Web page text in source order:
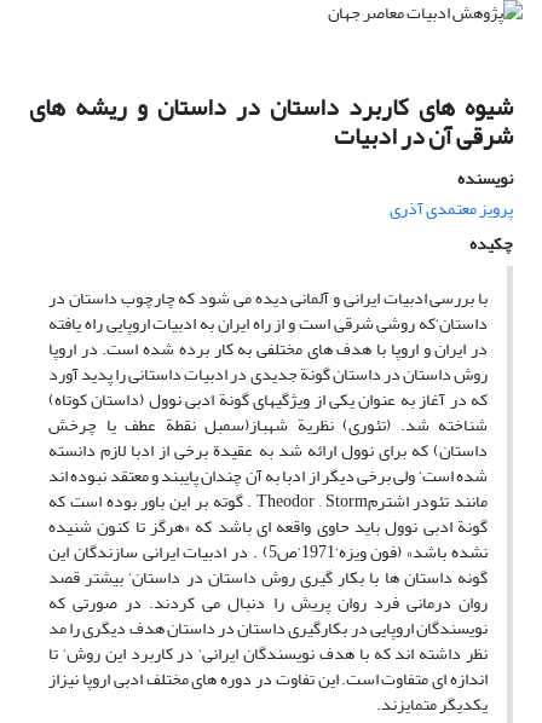
شیوه های کاربرد داستان در داستان و ریشه های
شرقی آن در ادبیات
نویسنده
پرویز معتمدی آذری
چکیده
با بررسی ادبیات ایرانی و آلمانی دیده می شود که چارچوب داستان در
داستان‘که روشی شرقی است و از راه ایران به ادبیات اروپایی راه یافته
در ایران و اروپا با هدف های مختلفی به کار برده شده است. در اروپا
روش داستان در داستان گونة جدیدی در ادبیات داستانی را پدید آورد
که در آغاز به عنوان یکی از ویژگیهای گونة ادبی نوول (داستان کوتاه)
شناخته شد. (تئوری) نظریة شهباز(سمبل نقطة عطف یا چرخش
داستان) که برای نوول ارائه شد به عقیدة برخی از ادبا لازم دانسته
شده است‘ ولی برخی دیگر از ادبا به آن چندان پایبند و معتقد نبوده اند
مانند تئودر اشترمTheodor , Storm . گوته بر این باور بوده است که
گونة ادبی نوول باید حاوی واقعه ای باشد که «هرگز تا کنون شنیده
نشده باشد» (فون ویزه‘1971‘ص5) . در ادبیات ایرانی سازندگان این
گونه داستان ها با بکار گیری روش داستان در داستان‘ بیشتر قصد
روان درمانی فرد روان پریش را دنبال می کردند. در صورتی که
نویسندگان اروپایی در بکارگیری داستان در داستان هدف دیگری را مد
نظر داشته اند که با هدف نویسندگان ایرانی‘ در کاربرد این روش‘ تا
اندازه ای متفاوت است. این تفاوت در دوره های مختلف ادبی اروپا نیزاز
یکدیگر متمایزند.